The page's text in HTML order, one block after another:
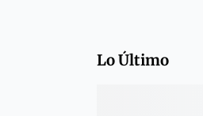
Lo Último